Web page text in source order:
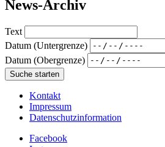
News-Archiv
Text
Datum (Untergrenze)
Datum (Obergrenze)
Kontakt
Impressum
Datenschutzinformation
Facebook